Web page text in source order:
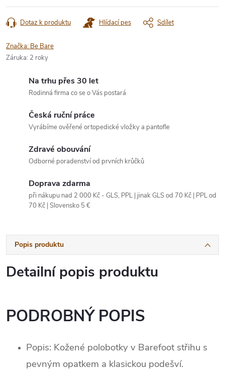
Dotaz k produktu Hlídací pes Sdílet
Značka: Be Bare
Záruka: 2 roky
Na trhu přes 30 let
Rodinná firma co se o Vás postará
Česká ruční práce
Vyrábíme ověřené ortopedické vložky a pantofle
Zdravé obouvání
Odborné poradenství od prvních krůčků
Doprava zdarma
při nákupu nad 2 000 Kč - GLS, PPL | jinak GLS od 70 Kč | PPL od
70 Kč | Slovensko 5 €
Popis produktu
Detailní popis produktu
PODROBNÝ POPIS
Popis: Kožené polobotky v Barefoot střihu s
pevným opatkem a klasickou podešví.